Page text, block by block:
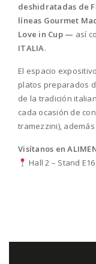
deshidratadas de
líneas Gourmet
Love in Cup — así
ITALIA.
El espacio
platos preparados
de la tradición
cada ocasión de
tramezzini),
Visítanos en
Hall 2 – Stand